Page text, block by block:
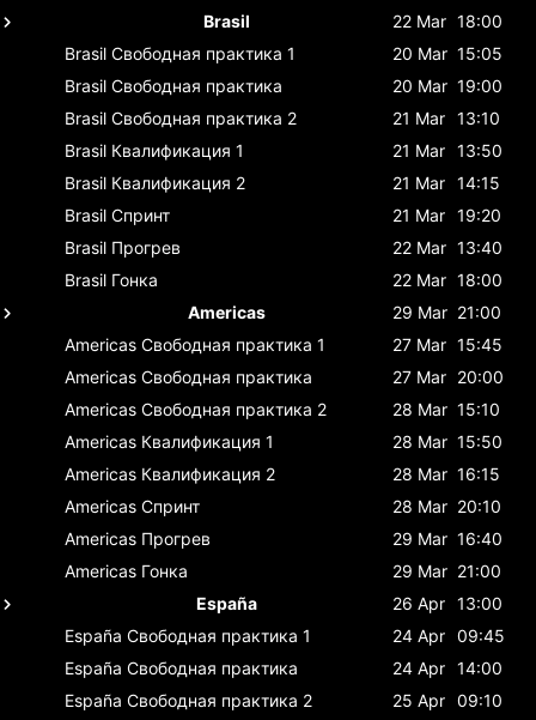
Brasil
22 Mar 18:00
Brasil Свободная практика 1 20 Mar 15:05
Brasil Свободная практика 20 Mar 19:00
Brasil Свободная практика 2 21 Mar 13:10
Brasil Квалификация 1 21 Mar 13:50
Brasil Квалификация 2 21 Mar 14:15
Brasil Спринт 21 Mar 19:20
Brasil Прогрев 22 Mar 13:40
Brasil Гонка 22 Mar 18:00
Americas
29 Mar 21:00
Americas Свободная практика 1 27 Mar 15:45
Americas Свободная практика 27 Mar 20:00
Americas Свободная практика 2 28 Mar 15:10
Americas Квалификация 1 28 Mar 15:50
Americas Квалификация 2 28 Mar 16:15
Americas Спринт 28 Mar 20:10
Americas Прогрев 29 Mar 16:40
Americas Гонка 29 Mar 21:00
España
26 Apr 13:00
España Свободная практика 1 24 Apr 09:45
España Свободная практика 24 Apr 14:00
España Свободная практика 2 25 Apr 09:10